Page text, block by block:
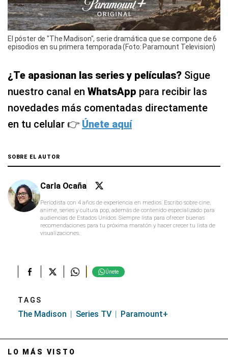
El póster de "The Madison", serie dramática que se compone de 6
episodios en su primera temporada (Foto: Paramount Television)
¿Te apasionan las series y películas? Sigue
nuestro canal en WhatsApp para recibir las
novedades más comentadas directamente
en tu celular 👉 Únete aquí
SOBRE EL AUTOR
Carla Ocaña
Periodista con 4 años de experiencia en medios. Escribo sobre cine,
anime, series y cultura pop, además de contenido especializado para
audiencias de Estados Unidos. Siempre lista para ofrecer buenas
recomendaciones para tu próxima maratón y hacer crecer tu lista de
visualizaciones.
Únete
TAGS
The Madison Series TV Paramount+
LO MÁS VISTO